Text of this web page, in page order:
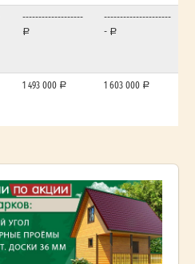
-------------------
---------------------
-
1 493 000 1 603 000